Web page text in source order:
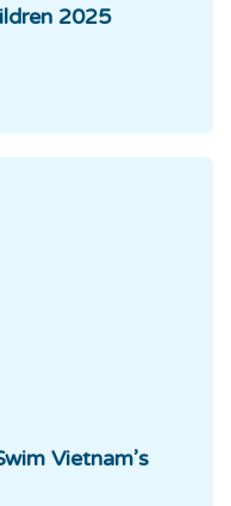
2025
Vietnam’s